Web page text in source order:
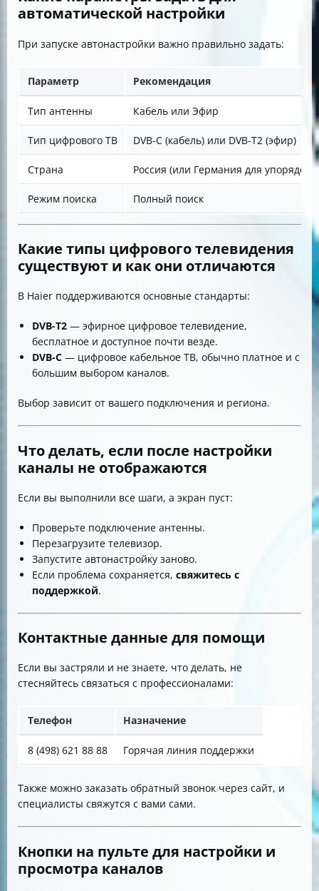
автоматической настройки
При запуске автонастройки важно правильно задать:
Параметр Рекомендация
Тип антенны Кабель или Эфир
Тип цифрового ТВ DVB-C (кабель) или DVB-T2 (эфир)
Страна Россия (или Германия для
Режим поиска Полный поиск
Какие типы цифрового телевидения
существуют и как они отличаются
В Haier поддерживаются основные стандарты:
DVB-T2 — эфирное цифровое телевидение,
бесплатное и доступное почти везде.
DVB-C — цифровое кабельное ТВ, обычно платное и с
большим выбором каналов.
Выбор зависит от вашего подключения и региона.
Что делать, если после настройки
каналы не отображаются
Если вы выполнили все шаги, а экран пуст:
Проверьте подключение антенны.
Перезагрузите телевизор.
Запустите автонастройку заново.
Если проблема сохраняется, свяжитесь с
поддержкой.
Контактные данные для помощи
Если вы застряли и не знаете, что делать, не
стесняйтесь связаться с профессионалами:
Телефон Назначение
8 (498) 621 88 88 Горячая линия поддержки
Также можно заказать обратный звонок через сайт, и
специалисты свяжутся с вами сами.
Кнопки на пульте для настройки и
просмотра каналов